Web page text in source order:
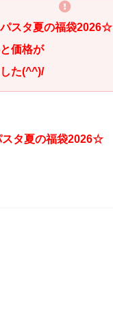
スタ夏の福袋2026☆
価格が
た(^^)/
タ夏の福袋2026☆